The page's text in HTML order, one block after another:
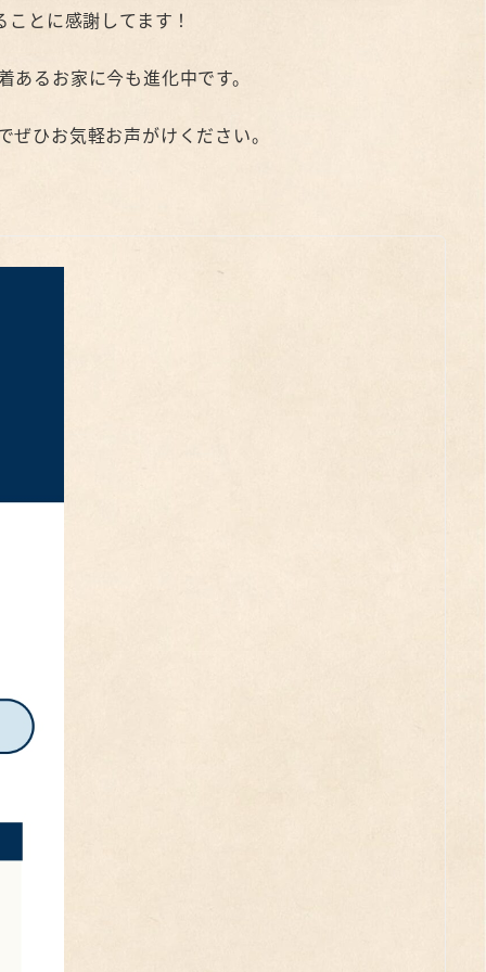
とに感謝してます！
るお家に今も進化中です。
ひお気軽お声がけください。